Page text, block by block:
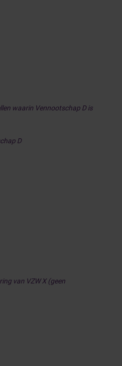
waarin Vennootschap D is
D
van VZW X (geen